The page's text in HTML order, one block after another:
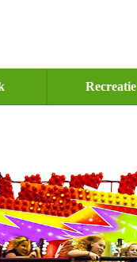
Recreatie